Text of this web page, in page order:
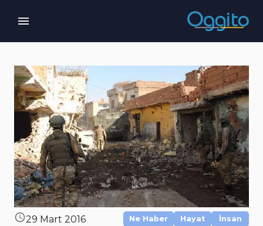
29 Mart 2016 Ne Haber Hayat İnsan